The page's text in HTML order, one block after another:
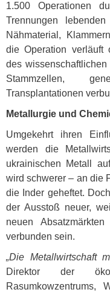
1.500 Operationen
Trennungen
Nähmaterial,
die Operation verläuft
des
Stammzellen,
Transplantationen
Metallurgie und
Umgekehrt ihren
werden die
ukrainischen Metall
wird schwerer – an die
die Inder geheftet.
der Ausstoß neuer,
neuen
verbunden sein.
„Die Metallwirtschaft
Direktor der
Rasumkowzentrums,